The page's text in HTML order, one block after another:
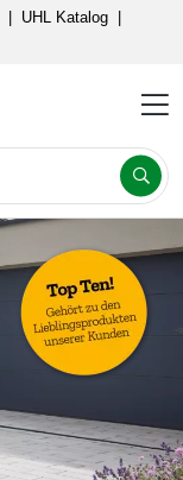
UHL Katalog